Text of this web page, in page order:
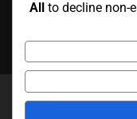
Copyright © 2026
All to decline non-